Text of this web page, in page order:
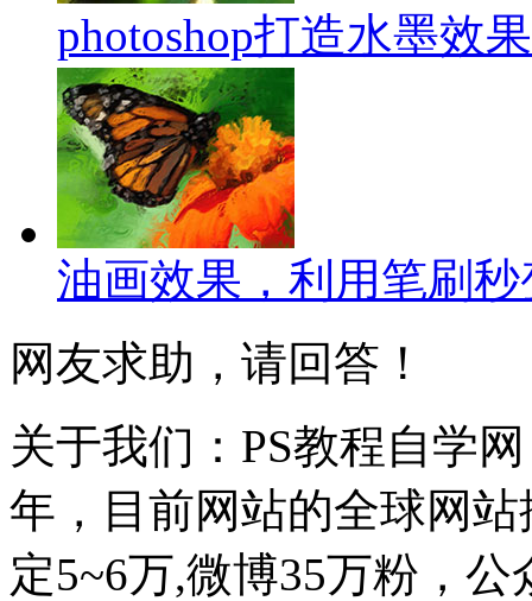
photoshop打造水墨效
油画效果，利用笔刷
网友求助，请回答！
关于我们：PS教程自学
年，目前网站的全球网
定5~6万,微博35万粉，